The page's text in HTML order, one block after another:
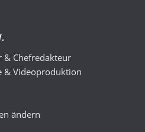
& Chefredakteur
& Videoproduktion
ändern